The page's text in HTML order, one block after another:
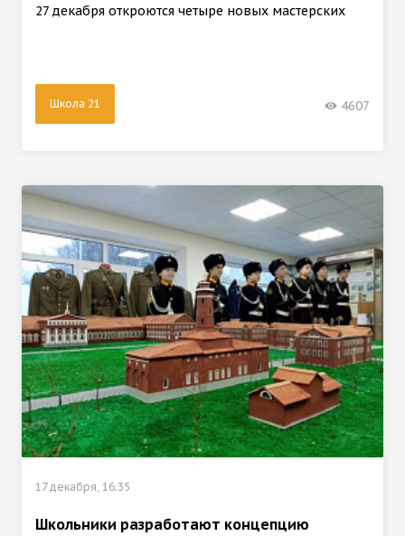
27 декабря откроются четыре новых мастерских
Школа 21 4607
17 декабря, 16:35
Школьники разработают концепцию